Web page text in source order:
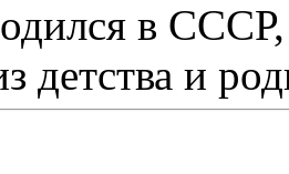
в
детства и